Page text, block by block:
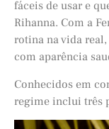
fáceis de usar e
Rihanna. Com a
rotina na vida
com aparência
Conhecidos em
regime inclui três